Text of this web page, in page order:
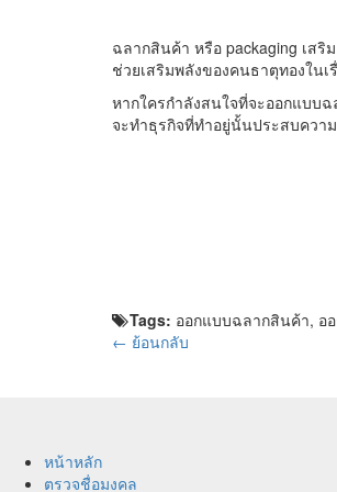
ฉลากสินค้า หรือ packaging เส
ช่วยเสริมพลังของคนธาตุทองใน
หากใครกำลังสนใจที่จะออกแบบ
จะทำธุรกิจที่ทำอยู่นั้นประสบความ
Tags: ออกแบบฉลากสินค้า, อ
← ย้อนกลับ
หน้าหลัก
ตรวจชื่อมงคล